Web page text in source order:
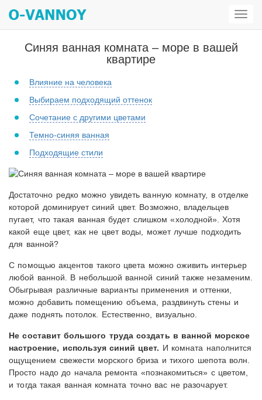
Синяя ванная комната – море в вашей
квартире
Влияние на человека
Выбираем подходящий оттенок
Сочетание с другими цветами
Темно-синяя ванная
Подходящие стили
Достаточно редко можно увидеть ванную комнату, в отделке
которой доминирует синий цвет. Возможно, владельцев
пугает, что такая ванная будет слишком «холодной». Хотя
какой еще цвет, как не цвет воды, может лучше подходить
для ванной?
С помощью акцентов такого цвета можно оживить интерьер
любой ванной. В небольшой ванной синий также незаменим.
Обыгрывая различные варианты применения и оттенки,
можно добавить помещению объема, раздвинуть стены и
даже поднять потолок. Естественно, визуально.
Не составит большого труда создать в ванной морское
настроение, используя синий цвет. И комната наполнится
ощущением свежести морского бриза и тихого шепота волн.
Просто надо до начала ремонта «познакомиться» с цветом,
и тогда такая ванная комната точно вас не разочарует.